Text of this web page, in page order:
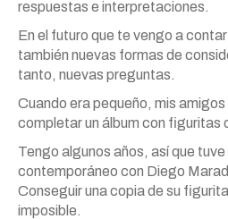
respuestas e interpretaciones.
En el futuro que te vengo a
también nuevas formas de
tanto, nuevas preguntas.
Cuando era pequeño, mis amigos
completar un álbum con figuritas
Tengo algunos años, así que
contemporáneo con Diego
Conseguir una copia de su
imposible.